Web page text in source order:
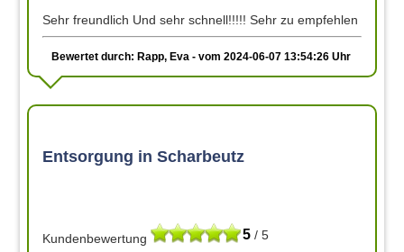
Sehr freundlich Und sehr schnell!!!!! Sehr zu empfehlen
Bewertet durch: Rapp, Eva - vom 2024-06-07 13:54:26 Uhr
Entsorgung in Scharbeutz
5 / 5
Kundenbewertung